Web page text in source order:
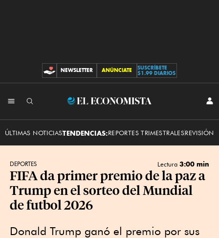
CONTRIBUCIONES
NEWSLETTER ANÚNCIATE
SUSCRÍBETE
$1.99 DIARIOS
El
ÚLTIMAS NOTICIASTENDENCIAS:REPORTES TRIMESTRALESREVISIÓN
DEPORTES Lectura 3:00 min
FIFA da primer premio de la paz a
Trump en el sorteo del Mundial
de futbol 2026
Donald Trump ganó el premio por sus